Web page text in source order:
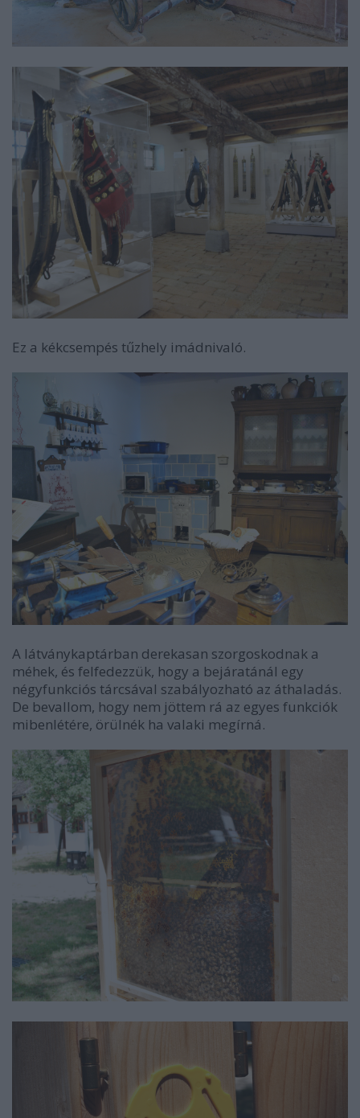
Ez a kékcsempés tűzhely imádnivaló.
A látványkaptárban derekasan szorgoskodnak a
méhek, és felfedezzük, hogy a bejáratánál egy
négyfunkciós tárcsával szabályozható az áthaladás.
De bevallom, hogy nem jöttem rá az egyes funkciók
mibenlétére, örülnék ha valaki megírná.